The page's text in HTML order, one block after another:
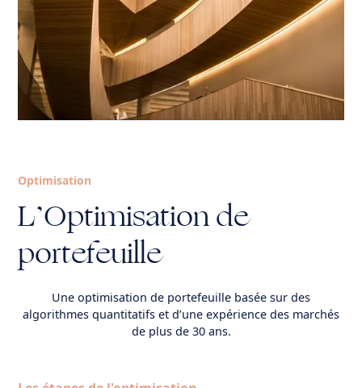
Optimisation
L’Optimisation de
portefeuille
Une optimisation de portefeuille basée sur des
algorithmes quantitatifs et d’une expérience des marchés
de plus de 30 ans.